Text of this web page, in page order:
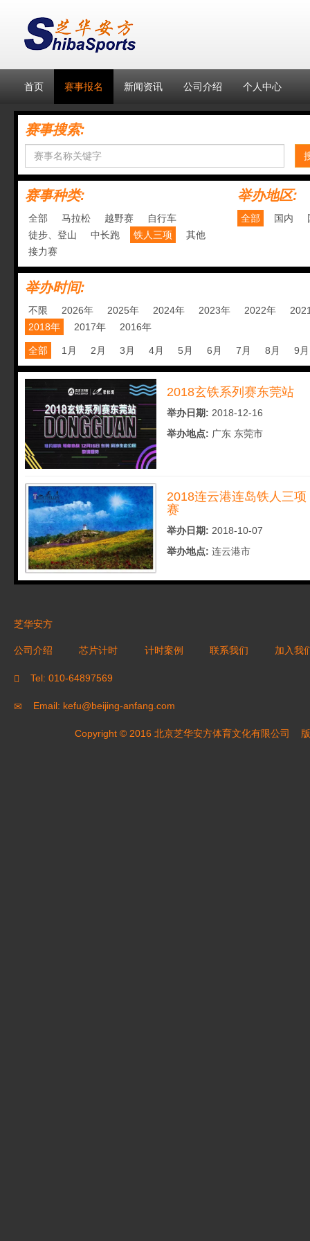
首页 赛事报名 新闻资讯 公司介绍 个人中心
赛事搜索:
赛事种类:
全部 马拉松 越野赛
自行车
徒步、登山
中长跑 铁人三项
其他
接力赛
举办地区:
全部 国内
举办时间:
不限 2026年 2025年 2024年 2023年 2022年
2018年
2017年 2016年
全部 1月 2月 3月 4月 5月 6月 7月 8月 9月
2018玄铁系列赛东莞站
举办日期: 2018-12-16
举办地点: 广东 东莞市
2018连云港连岛铁人三项
赛
举办日期: 2018-10-07
举办地点: 连云港市
芝华安方
公司介绍 芯片计时 计时案例 联系我们 加入我
Tel: 010-64897569
Email: kefu@beijing-anfang.com
Copyright © 2016 北京芝华安方体育文化有限公司